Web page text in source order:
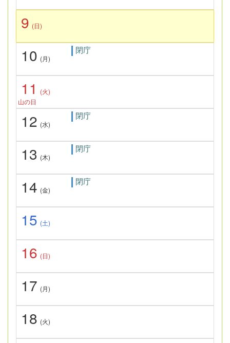
9 (日)
10 (月)
閉庁
11
(火)
山の日
12 (水)
閉庁
13 (木)
閉庁
14 (金)
閉庁
15 (土)
16 (日)
17 (月)
18 (火)